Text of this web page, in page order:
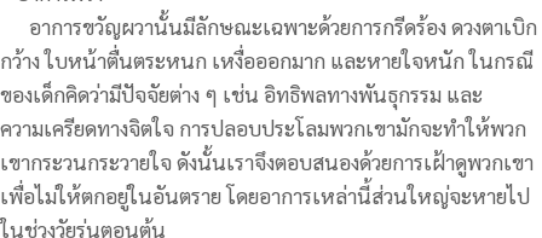
อาการขวัญผวานั้นมีลักษณะเฉพาะด้วยการกรีดร้อง ดวงตาเบิก
กว้าง ใบหน้าตื่นตระหนก เหงื่อออกมาก และหายใจหนัก ในกรณี
ของเด็กคิดว่ามีปัจจัยต่าง ๆ เช่น อิทธิพลทางพันธุกรรม และ
ความเครียดทางจิตใจ การปลอบประโลมพวกเขามักจะทำให้พวก
เขากระวนกระวายใจ ดังนั้นเราจึงตอบสนองด้วยการเฝ้าดูพวกเขา
เพื่อไม่ให้ตกอยู่ในอันตราย โดยอาการเหล่านี้ส่วนใหญ่จะหายไป
ในช่วงวัยรุ่นตอนต้น